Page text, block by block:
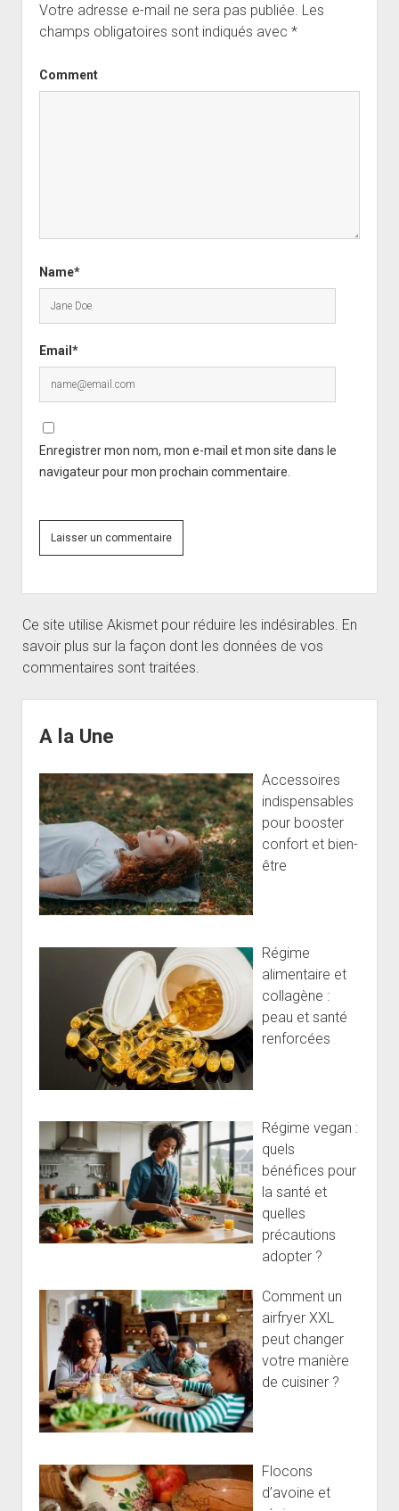
Votre adresse e-mail ne sera pas publiée. Les
champs obligatoires sont indiqués avec *
Comment
Name*
Email*
Enregistrer mon nom, mon e-mail et mon site dans le
navigateur pour mon prochain commentaire.
Ce site utilise Akismet pour réduire les indésirables. En
savoir plus sur la façon dont les données de vos
commentaires sont traitées
A la Une
Accessoires
indispensables
pour booster
confort et bien-
être
Régime
alimentaire et
collagène :
peau et santé
renforcées
Régime vegan :
quels
bénéfices pour
la santé et
quelles
précautions
adopter ?
Comment un
airfryer XXL
peut changer
votre manière
de cuisiner ?
Flocons
d’avoine et